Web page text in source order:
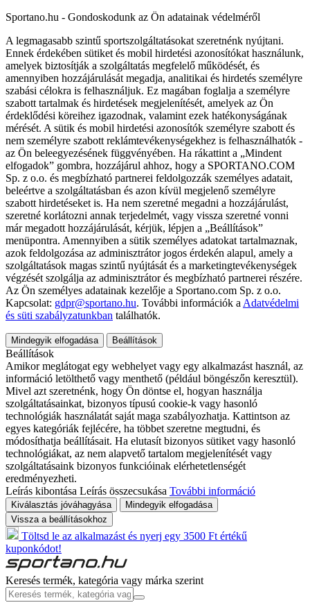
Sportano.hu - Gondoskodunk az Ön adatainak védelméről
A legmagasabb szintű sportszolgáltatásokat szeretnénk nyújtani.
Ennek érdekében sütiket és mobil hirdetési azonosítókat használunk,
amelyek biztosítják a szolgáltatás megfelelő működését, és
amennyiben hozzájárulását megadja, analitikai és hirdetés személyre
szabási célokra is felhasználjuk. Ez magában foglalja a személyre
szabott tartalmak és hirdetések megjelenítését, amelyek az Ön
érdeklődési köreihez igazodnak, valamint ezek hatékonyságának
mérését. A sütik és mobil hirdetési azonosítók személyre szabott és
nem személyre szabott reklámtevékenységekhez is felhasználhatók -
az Ön beleegyezésének függvényében. Ha rákattint a „Mindent
elfogadok” gombra, hozzájárul ahhoz, hogy a SPORTANO.COM
Sp. z o.o. és megbízható partnerei feldolgozzák személyes adatait,
beleértve a szolgáltatásban és azon kívül megjelenő személyre
szabott hirdetéseket is. Ha nem szeretné megadni a hozzájárulást,
szeretné korlátozni annak terjedelmét, vagy vissza szeretné vonni
már megadott hozzájárulását, kérjük, lépjen a „Beállítások”
menüpontra. Amennyiben a sütik személyes adatokat tartalmaznak,
azok feldolgozása az adminisztrátor jogos érdekén alapul, amely a
szolgáltatások magas szintű nyújtását és a marketingtevékenységek
végzését szolgálja az adminisztrátor és megbízható partnerei részére.
Az Ön személyes adatainak kezelője a Sportano.com Sp. z o.o.
Kapcsolat: gdpr@sportano.hu. További információk a Adatvédelmi
és süti szabályzatunkban találhatók.
Mindegyik elfogadása Beállítások
Beállítások
Amikor meglátogat egy webhelyet vagy egy alkalmazást használ, az
információ letölthető vagy menthető (például böngészőn keresztül).
Mivel azt szeretnénk, hogy Ön döntse el, hogyan használja
szolgáltatásainkat, bizonyos típusú cookie-k vagy hasonló
technológiák használatát saját maga szabályozhatja. Kattintson az
egyes kategóriák fejlécére, ha többet szeretne megtudni, és
módosíthatja beállításait. Ha elutasít bizonyos sütiket vagy hasonló
technológiákat, az nem alapvető tartalom megjelenítését vagy
szolgáltatásaink bizonyos funkcióinak elérhetetlenségét
eredményezheti.
Leírás kibontása Leírás összecsukása További információ
Kiválasztás jóváhagyása
Mindegyik elfogadása
Vissza a beállításokhoz
Töltsd le az alkalmazást és nyerj egy 3500 Ft értékű
kuponkódot!
Keresés termék, kategória vagy márka szerint